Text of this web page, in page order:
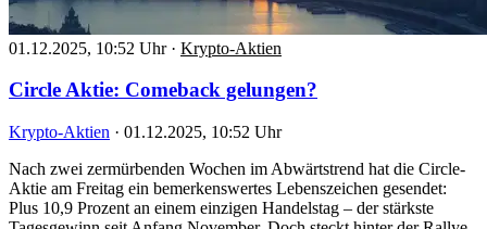
01.12.2025, 10:52 Uhr · Krypto-Aktien
Circle Aktie: Comeback gelungen?
Krypto-Aktien · 01.12.2025, 10:52 Uhr
Nach zwei zermürbenden Wochen im Abwärtstrend hat die Circle-
Aktie am Freitag ein bemerkenswertes Lebenszeichen gesendet:
Plus 10,9 Prozent an einem einzigen Handelstag – der stärkste